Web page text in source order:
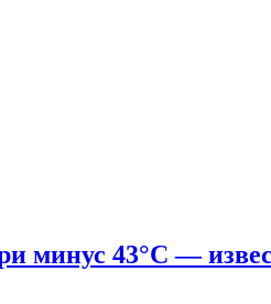
минус 43°С —